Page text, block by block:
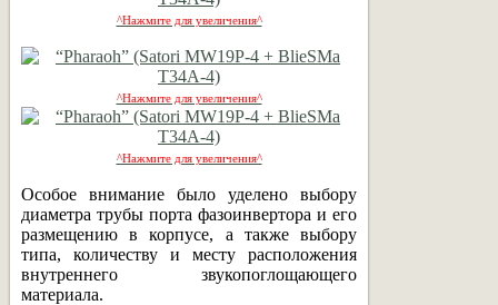
^Нажмите для увеличения^
^Нажмите для увеличения^
^Нажмите для увеличения^
Особое внимание было уделено выбору
диаметра трубы порта фазоинвертора и его
размещению в корпусе, а также выбору
типа, количеству и месту расположения
внутреннего звукопоглощающего
материала.